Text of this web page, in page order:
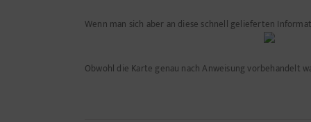
Wenn man sich aber an diese schnell gelieferten
Obwohl die Karte genau nach Anweisung vorbehandelt